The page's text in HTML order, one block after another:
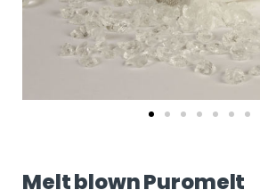
Melt blown Puromelt